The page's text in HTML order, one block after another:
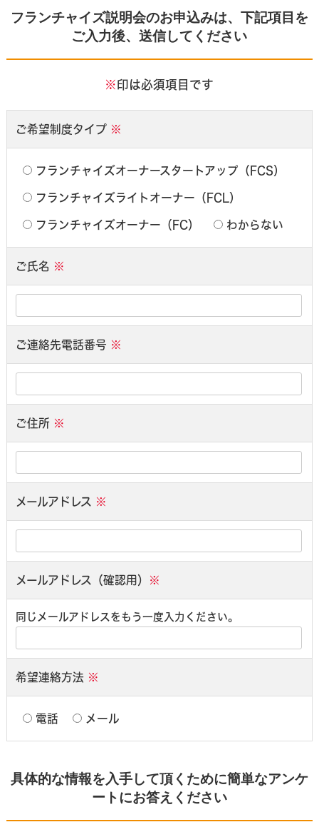
フランチャイズ説明会のお申込みは、下記項目を
ご入力後、送信してください
※印は必須項目です
ご希望制度タイプ ※
フランチャイズオーナースタートアップ（FCS）
フランチャイズライトオーナー（FCL）
フランチャイズオーナー（FC）
わからない
ご氏名 ※
ご連絡先電話番号 ※
ご住所 ※
メールアドレス ※
メールアドレス（確認用） ※
同じメールアドレスをもう一度入力ください。
希望連絡方法 ※
電話 メール
具体的な情報を入手して頂くために簡単なアンケ
ートにお答えください